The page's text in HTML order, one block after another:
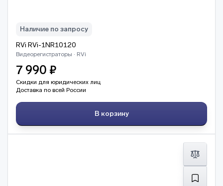
Наличие по запросу
RVi RVi-1NR10120
Видеорегистраторы · RVi
7 990 ₽
Скидки для юридических лиц
Доставка по всей России
В корзину